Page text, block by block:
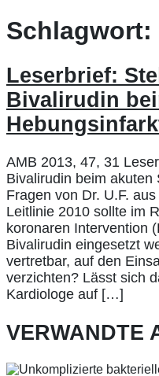
Schlagwort:
Leserbrief:
Bivalirudin
AMB 2013, 47, 31
Bivalirudin beim akuten
Fragen von Dr. U.F.
Leitlinie 2010 sollte im
koronaren Intervention
Bivalirudin eingesetzt
vertretbar, auf den
verzichten? Lässt sich
Kardiologe auf […]
VERWANDTE